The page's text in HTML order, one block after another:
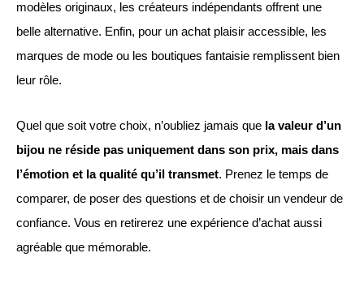
modèles originaux, les créateurs indépendants offrent une
belle alternative. Enfin, pour un achat plaisir accessible, les
marques de mode ou les boutiques fantaisie remplissent bien
leur rôle.
Quel que soit votre choix, n’oubliez jamais que la valeur d’un
bijou ne réside pas uniquement dans son prix, mais dans
l’émotion et la qualité qu’il transmet. Prenez le temps de
comparer, de poser des questions et de choisir un vendeur de
confiance. Vous en retirerez une expérience d’achat aussi
agréable que mémorable.